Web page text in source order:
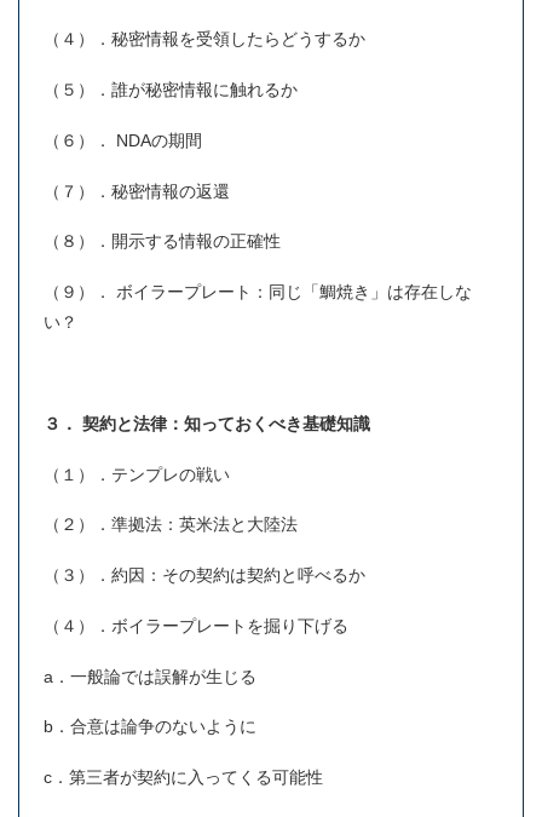
（４）．秘密情報を受領したらどうするか
（５）．誰が秘密情報に触れるか
（６）． NDAの期間
（７）．秘密情報の返還
（８）．開示する情報の正確性
（９）． ボイラープレート：同じ「鯛焼き」は存在しな
い？
３． 契約と法律：知っておくべき基礎知識
（１）．テンプレの戦い
（２）．準拠法：英米法と大陸法
（３）．約因：その契約は契約と呼べるか
（４）．ボイラープレートを掘り下げる
a．一般論では誤解が生じる
b．合意は論争のないように
c．第三者が契約に入ってくる可能性